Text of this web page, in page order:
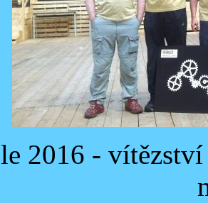
2016 -